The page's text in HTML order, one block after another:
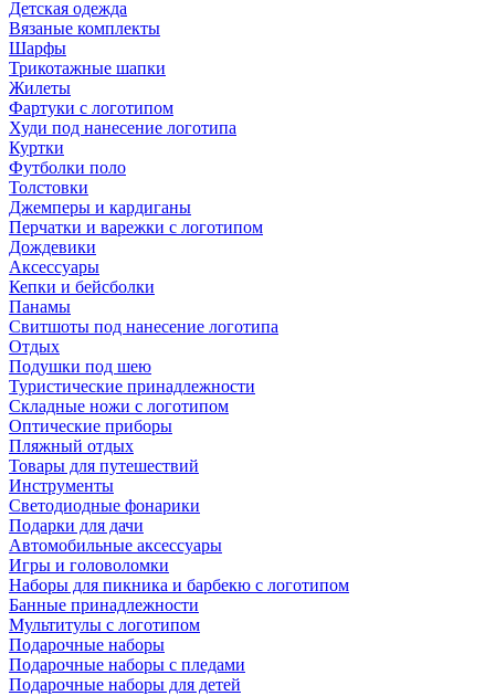
Детская одежда
Вязаные комплекты
Шарфы
Трикотажные шапки
Жилеты
Фартуки с логотипом
Худи под нанесение логотипа
Куртки
Футболки поло
Толстовки
Джемперы и кардиганы
Перчатки и варежки с логотипом
Дождевики
Аксессуары
Кепки и бейсболки
Панамы
Свитшоты под нанесение логотипа
Отдых
Подушки под шею
Туристические принадлежности
Складные ножи с логотипом
Оптические приборы
Пляжный отдых
Товары для путешествий
Инструменты
Светодиодные фонарики
Подарки для дачи
Автомобильные аксессуары
Игры и головоломки
Наборы для пикника и барбекю с логотипом
Банные принадлежности
Мультитулы с логотипом
Подарочные наборы
Подарочные наборы с пледами
Подарочные наборы для детей